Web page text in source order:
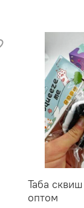
Таба
оптом